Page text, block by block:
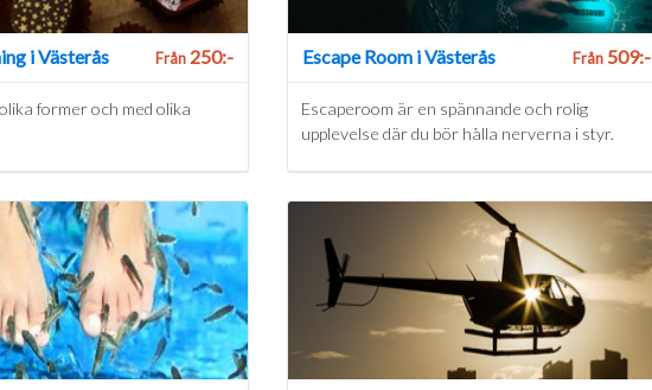
i Västerås Från250:-
former och med olika
Escape Room i Västerås Från509:-
Escaperoom är en spännande och rolig
upplevelse där du bör hålla nerverna i styr.